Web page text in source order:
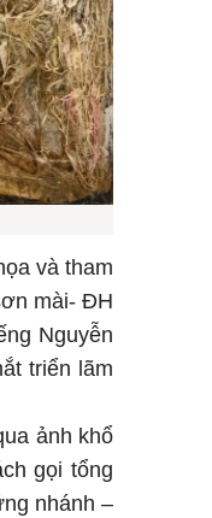
và tham
mài- ĐH
Nguyễn
triển lãm
ảnh khổ
gọi tổng
nhánh –